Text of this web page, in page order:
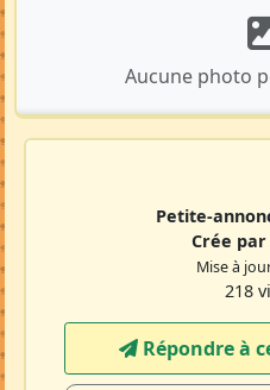
Aucune photo
Petite-
Crée par
Mise à
218
Répondre à